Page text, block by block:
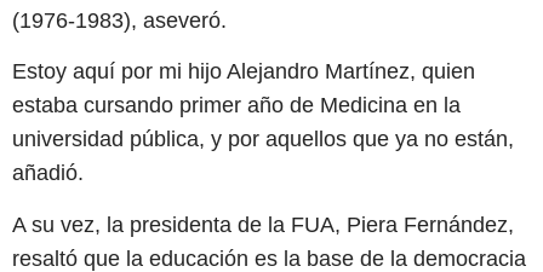
(1976-1983), aseveró.
Estoy aquí por mi hijo Alejandro Martínez, quien
estaba cursando primer año de Medicina en la
universidad pública, y por aquellos que ya no están,
añadió.
A su vez, la presidenta de la FUA, Piera Fernández,
resaltó que la educación es la base de la democracia